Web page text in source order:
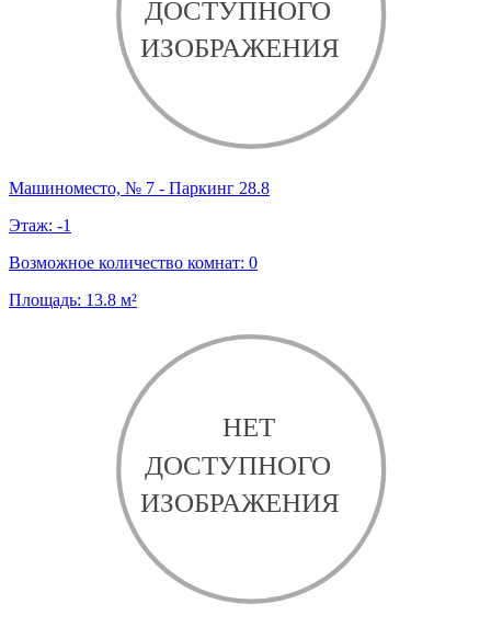
Машиноместо, № 7 - Паркинг 28.8
Этаж: -1
Возможное количество комнат: 0
Площадь: 13.8 м²